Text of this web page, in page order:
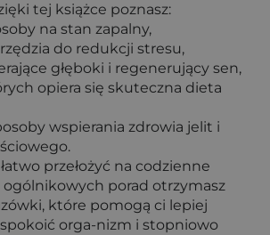
tej książce poznasz:
na stan zapalny,
do redukcji stresu,
głęboki i regenerujący sen,
opiera się skuteczna dieta
wspierania zdrowia jelit i
przełożyć na codzienne
ogólnikowych porad otrzymasz
które pomogą ci lepiej
orga-nizm i stopniowo